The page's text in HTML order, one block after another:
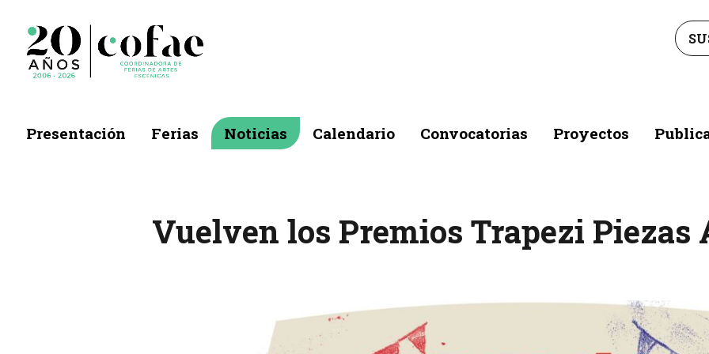
Presentación Ferias Noticias Calendario Convocatorias Proyectos
Vuelven los Premios Trapezi Piezas